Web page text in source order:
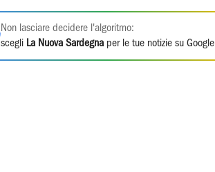
Non lasciare decidere l'algoritmo:
scegli La Nuova Sardegna per le tue notizie su Google